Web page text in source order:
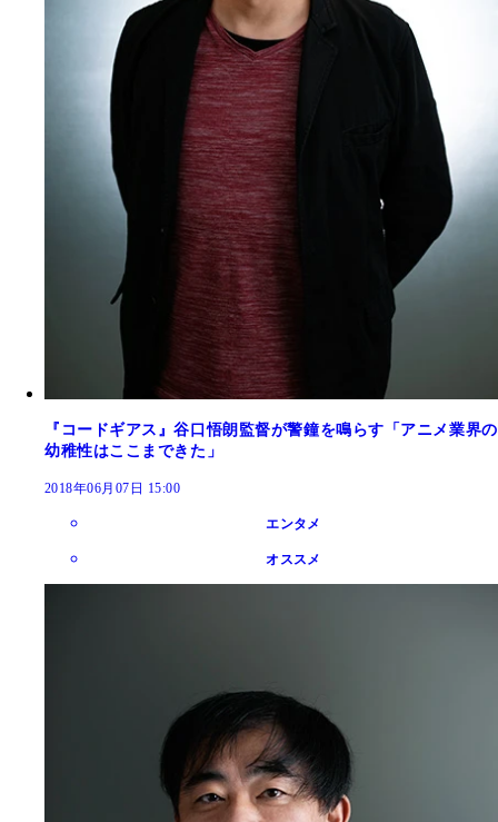
『コードギアス』谷口悟朗監督が警鐘を鳴らす「アニメ業界の
幼稚性はここまできた」
2018年06月07日 15:00
エンタメ
オススメ